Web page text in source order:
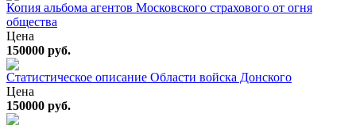
Копия альбома агентов Московского страхового от огня
общества
Цена
150000 руб.
Статистическое описание Области войска Донского
Цена
150000 руб.